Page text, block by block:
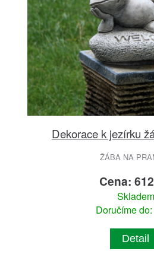
Dekorace k jezírku
ŽÁBA NA
Cena:
Skladem
Doručíme
Detail